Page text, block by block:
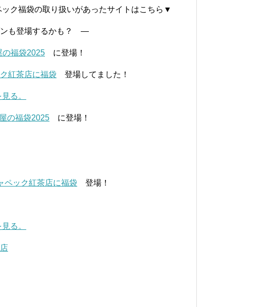
ク福袋の取り扱いがあったサイトはこちら▼
も登場するかも？ —
の福袋2025 に登場！
紅茶店に福袋 登場してました！
る。
の福袋2025 に登場！
ペック紅茶店に福袋 登場！
る。